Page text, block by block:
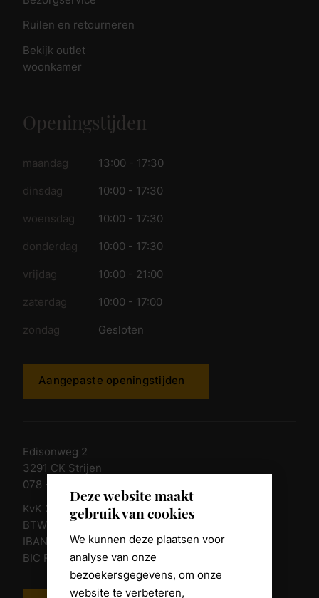
Deze website maakt
gebruik van cookies
We kunnen deze plaatsen voor
analyse van onze
bezoekersgegevens, om onze
website te verbeteren,
Ruilen en retourneren
Bekijk outlet
woonkamer
Openingstijden
maandag 13:00 - 17:30
dinsdag 10:00 - 17:30
woensdag 10:00 - 17:30
donderdag 10:00 - 17:30
vrijdag 10:00 - 21:00
zaterdag 10:00 - 17:00
zondag Gesloten
Aangepaste openingstijden
Edisonweg 2
3291 CK Strijen
078 - 674 84 85
KvK 23011135
BTW nr. NL 805098938.B.01
IBAN NL10 RABO 0361 8039 58
BIC RABONL2U